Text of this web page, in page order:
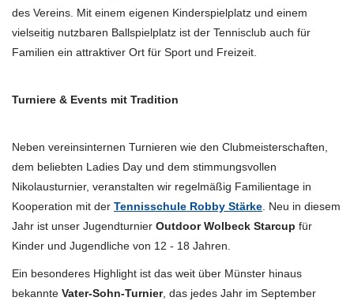
des Vereins. Mit einem eigenen Kinderspielplatz und einem
vielseitig nutzbaren Ballspielplatz ist der Tennisclub auch für
Familien ein attraktiver Ort für Sport und Freizeit.
Turniere & Events mit Tradition
Neben vereinsinternen Turnieren wie den Clubmeisterschaften,
dem beliebten Ladies Day und dem stimmungsvollen
Nikolausturnier, veranstalten wir regelmäßig Familientage in
Kooperation mit der Tennisschule Robby Stärke . Neu in diesem
Jahr ist unser Jugendturnier Outdoor Wolbeck Starcup für
Kinder und Jugendliche von 12 - 18 Jahren.
Ein besonderes Highlight ist das weit über Münster hinaus
bekannte Vater-Sohn-Turnier, das jedes Jahr im September